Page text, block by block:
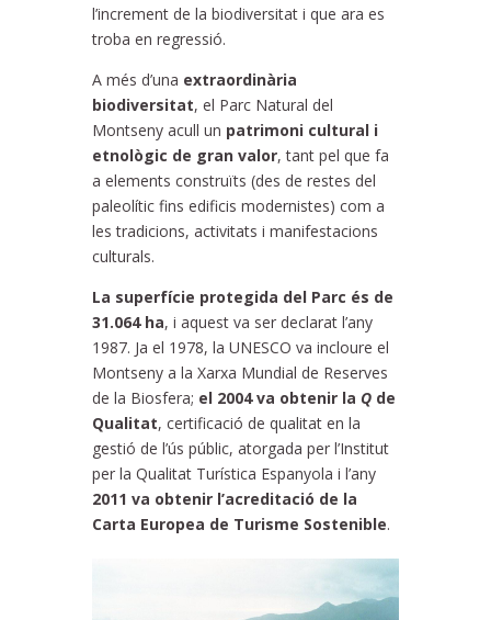
l’increment de la biodiversitat i que ara es
troba en regressió.
A més d’una extraordinària
biodiversitat, el Parc Natural del
Montseny acull un patrimoni cultural i
etnològic de gran valor, tant pel que fa
a elements construïts (des de restes del
paleolític fins edificis modernistes) com a
les tradicions, activitats i manifestacions
culturals.
La superfície protegida del Parc és de
31.064 ha, i aquest va ser declarat l’any
1987. Ja el 1978, la UNESCO va incloure el
Montseny a la Xarxa Mundial de Reserves
de la Biosfera; el 2004 va obtenir la Q de
Qualitat, certificació de qualitat en la
gestió de l’ús públic, atorgada per l’Institut
per la Qualitat Turística Espanyola i l’any
2011 va obtenir l’acreditació de la
Carta Europea de Turisme Sostenible.